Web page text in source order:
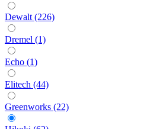
Dewalt (226)
Dremel (1)
Echo (1)
Elitech (44)
Greenworks (22)